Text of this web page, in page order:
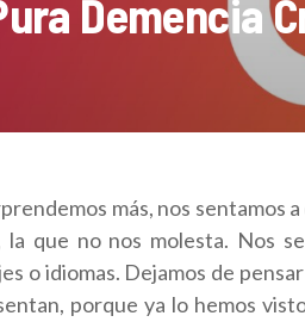
Demencia
más, nos sentamos
la que no nos molesta. Nos
o idiomas. Dejamos de
porque ya lo hemos